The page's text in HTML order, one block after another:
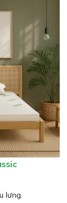
A
N
G
G
I
Ả
M
G
I
Á
lưng.